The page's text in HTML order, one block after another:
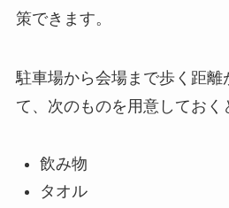
策できます。
駐車場から会場まで歩く距離
て、次のものを用意しておく
飲み物
タオル